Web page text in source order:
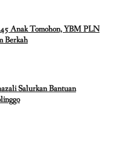
Anak Tomohon, YBM PLN
Berkah
Salurkan Bantuan